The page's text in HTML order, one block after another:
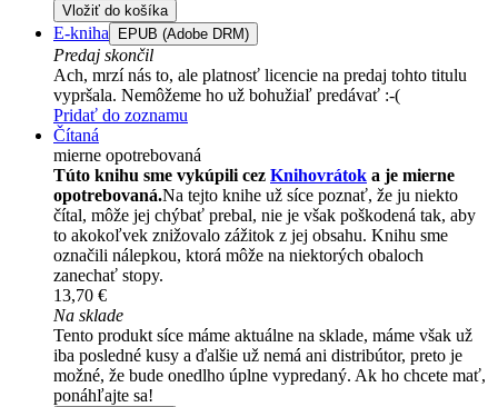
Vložiť do košíka
E-kniha EPUB (Adobe DRM)
Predaj skončil
Ach, mrzí nás to, ale platnosť licencie na predaj tohto titulu
vypršala. Nemôžeme ho už bohužiaľ predávať :-(
Pridať do zoznamu
Čítaná
mierne opotrebovaná
Túto knihu sme vykúpili cez Knihovrátok a je mierne
opotrebovaná.Na tejto knihe už síce poznať, že ju niekto
čítal, môže jej chýbať prebal, nie je však poškodená tak, aby
to akokoľvek znižovalo zážitok z jej obsahu. Knihu sme
označili nálepkou, ktorá môže na niektorých obaloch
zanechať stopy.
13,70 €
Na sklade
Tento produkt síce máme aktuálne na sklade, máme však už
iba posledné kusy a ďalšie už nemá ani distribútor, preto je
možné, že bude onedlho úplne vypredaný. Ak ho chcete mať,
ponáhľajte sa!